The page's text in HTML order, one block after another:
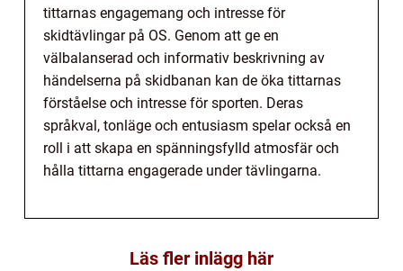
tittarnas engagemang och intresse för
skidtävlingar på OS. Genom att ge en
välbalanserad och informativ beskrivning av
händelserna på skidbanan kan de öka tittarnas
förståelse och intresse för sporten. Deras
språkval, tonläge och entusiasm spelar också en
roll i att skapa en spänningsfylld atmosfär och
hålla tittarna engagerade under tävlingarna.
Läs fler inlägg här